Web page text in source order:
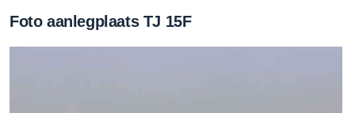
Foto aanlegplaats TJ 15F